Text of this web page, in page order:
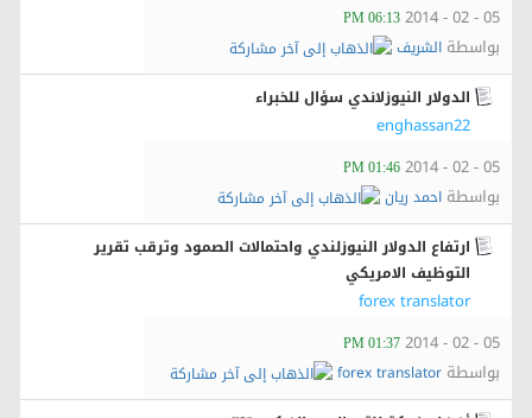
05 - 02 - 2014
06:13 PM
بواسطة الشريف
الدولار النيوزلاندي سؤال للخبراء
enghassan22
05 - 02 - 2014
01:46 PM
بواسطة احمد ريان
ارتفاع الدولار النيوزلندي واحتمالات الصمود وترقب تقرير
التوظيف الامريكي
forex translator
05 - 02 - 2014
01:37 PM
بواسطة forex translator